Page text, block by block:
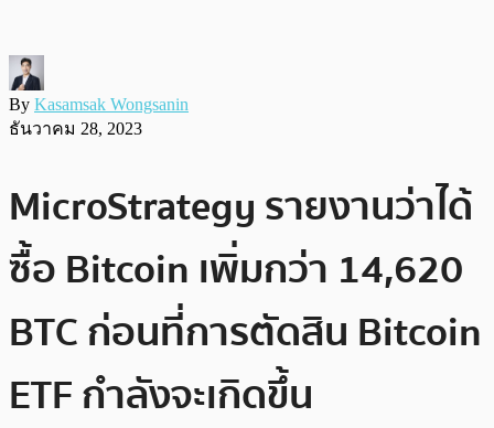
By Kasamsak Wongsanin
ธันวาคม 28, 2023
MicroStrategy รายงานว่าได้
ซื้อ Bitcoin เพิ่มกว่า 14,620
BTC ก่อนที่การตัดสิน Bitcoin
ETF กำลังจะเกิดขึ้น